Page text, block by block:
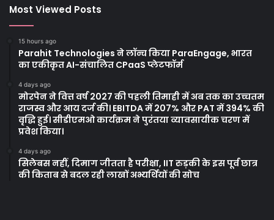
Most Viewed Posts
15 hours ago
Parahit Technologies ने लॉन्च किया ParaEngage, भारत
का एकीकृत AI-संचालित CPaaS प्लेटफॉर्म
4 days ago
मोरपेन ने वित्त वर्ष 2027 की पहली तिमाही में अब तक का उच्चतम
राजस्व और आय दर्ज की। EBITDA में 207% और PAT में 394% की
वृद्धि हुई। सीडीएमओ कार्यक्रम ने पुरंतया व्यावसायीक चरण में
प्रवेश किया।
4 days ago
सिलेबस नहीं, दिमाग जीतता है परीक्षा, IIT रुड़की के इस पूर्व छात्र
की किताब से बदल रही लाखों अभ्यर्थियों की सोच